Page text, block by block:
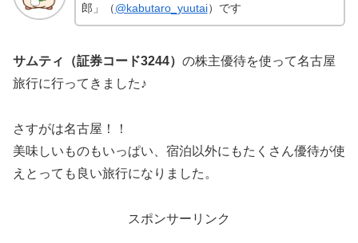
郎」（@kabutaro_yuutai）です
サムティ（証券コード3244） の株主優待を使って名古屋
旅行に行ってきました♪
さすがは名古屋！！
美味しいものもいっぱい、宿泊以外にもたくさん優待が使
えとっても良い旅行になりました。
スポンサーリンク